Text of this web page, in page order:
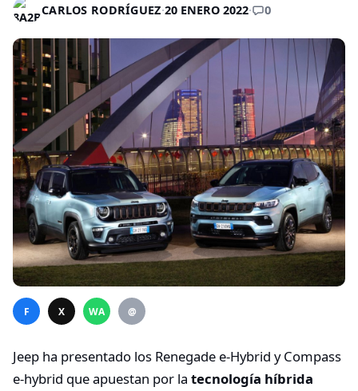
CARLOS RODRÍGUEZ·20 ENERO 2022· 0
F X WA @
Jeep ha presentado los Renegade e-Hybrid y Compass
e-hybrid que apuestan por la tecnología híbrida